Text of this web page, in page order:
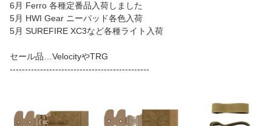
6月 Ferro 各種定番品入荷しました
5月 HWI Gear ニーパッド各色入荷
5月 SUREFIRE XC3など各種ライト入荷
セール品…VelocityやTRG
----------------------------------------------